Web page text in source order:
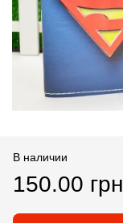
В наличии
150.00 грн